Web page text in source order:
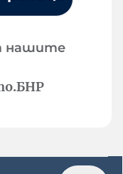
нашите